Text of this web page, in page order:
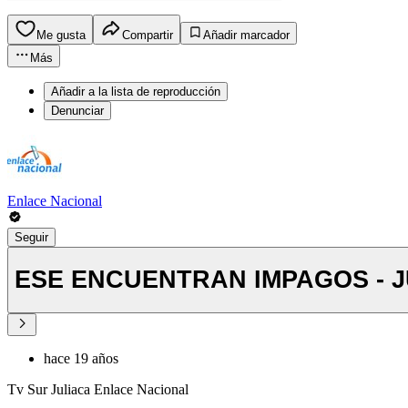
Me gusta Compartir
Añadir marcador
Más
Añadir a la lista de reproducción
Denunciar
Enlace Nacional
Seguir
ESE ENCUENTRAN IMPAGOS -
hace 19 años
Tv Sur Juliaca Enlace Nacional